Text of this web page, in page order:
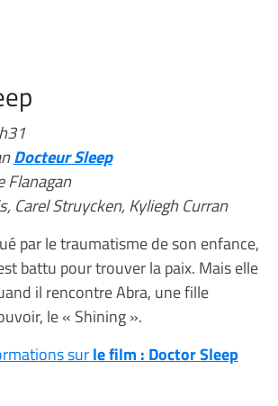
Docteur Sleep
Flanagan
Carel Struycken, Kyliegh Curran
par le traumatisme de son enfance,
battu pour trouver la paix. Mais elle
il rencontre Abra, une fille
le « Shining ».
surle film : Doctor Sleep